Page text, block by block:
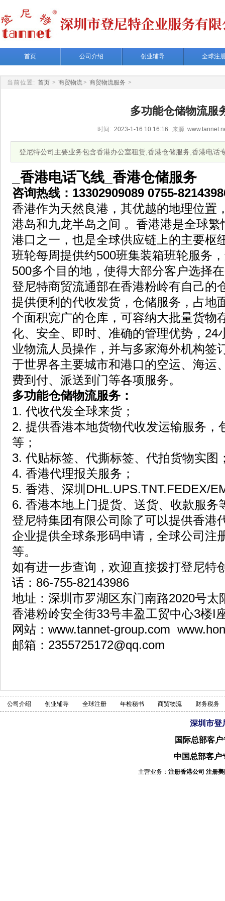
首页 公司介绍 创业辅导 全球注
当前位置: 首页 > 商贸物流> 商贸物流服务 >
多功能仓储物流服
时间: 2023-1-16 10:16:16 来源:
登尼特公司主要业务包含香港办公室租赁,香港仓储服务,香港电话
_香港电话飞线_香港仓储服务
咨询热线：13302909089 0755-
香港作为天然良港，其优越的地理位置
港岛和九龙半岛之间 。香港港是全球
港口之一，也是全球供应链上的主要枢
班轮每周提供约500班集装箱班轮服务
500多个目的地，使得大部分客户选择
登尼特商贸流通部在香港粉岭有自己的
提供便利的代收发货，仓储服务，占地
个面积宽广的仓库，可容纳大批量货物
化、安全、即时、准确的管理优势，24
业物流人员操作，并与多家海外机构签
于世界各主要城市和港口的空运、海运
费到付、派送到门等各项服务。
多功能仓储物流服务：
1. 代收代发全球来货；
2. 提供香港本地货物代收发运输服务，
等；
3. 代贴标签、代撕标签、代拍货物实图
4. 香港代理报关服务；
5. 香港、深圳DHL.UPS.TNT.FEDEX/
6. 香港本地上门提货、送货、收款服务
登尼特集团有限公司除了可以提供香港
企业提供全球条形码申请，全球公司注
等。
如有进一步查询，欢迎直接拨打登尼特
话：86-755-82143986
地址：深圳市罗湖区东门南路2020号太
香港粉岭安全街33号丰盈工贸中心3
网站：www.tannet-group.com
邮箱：2355725172@qq.com
公司介绍 创业辅导 全球注册 年检秘书 商贸物流 财务税务
深圳市登
国际总部客
中国总部客户
主营业务： 注册香港公司 注册